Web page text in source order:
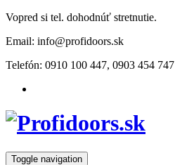
Vopred si tel. dohodnúť stretnutie.
Email: info@profidoors.sk
Telefón: 0910 100 447, 0903 454 747
Toggle navigation